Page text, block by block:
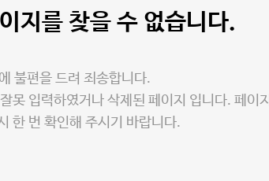
지를 찾을 수 없습니다.
불편을 드려 죄송합니다.
못 입력하였거나 삭제된 페이지 입니다. 페이지
한 번 확인해 주시기 바랍니다.